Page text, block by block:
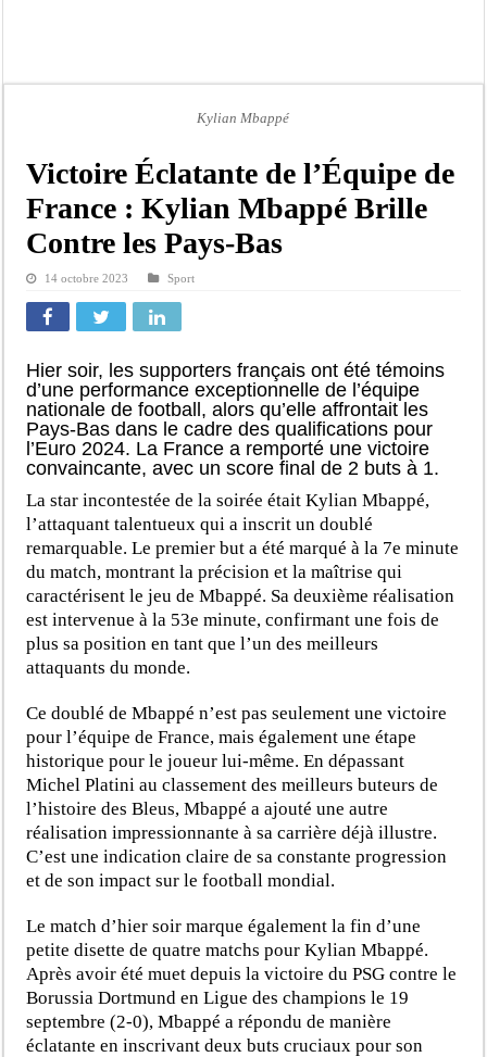
Banditisme : Fily Sané, ancien Lieutenant du célèbre Ino, de nouveau Interpellé
Succession de Pape Thiaw : la bombe à retardement qui menace la FSF
Baisse des réserves de sang : au CNTS de Dakar, des citoyens répondent à
Un tribunal américain bloque la construction de la salle de bal de Trump à la
Kylian Mbappé
Victoire Éclatante de l’Équipe de
France : Kylian Mbappé Brille
Contre les Pays-Bas
14 octobre 2023 Sport
Hier soir, les supporters français ont été témoins
d’une performance exceptionnelle de l’équipe
nationale de football, alors qu’elle affrontait les
Pays-Bas dans le cadre des qualifications pour
l’Euro 2024. La France a remporté une victoire
convaincante, avec un score final de 2 buts à 1.
La star incontestée de la soirée était Kylian Mbappé,
l’attaquant talentueux qui a inscrit un doublé
remarquable. Le premier but a été marqué à la 7e minute
du match, montrant la précision et la maîtrise qui
caractérisent le jeu de Mbappé. Sa deuxième réalisation
est intervenue à la 53e minute, confirmant une fois de
plus sa position en tant que l’un des meilleurs
attaquants du monde.
Ce doublé de Mbappé n’est pas seulement une victoire
pour l’équipe de France, mais également une étape
historique pour le joueur lui-même. En dépassant
Michel Platini au classement des meilleurs buteurs de
l’histoire des Bleus, Mbappé a ajouté une autre
réalisation impressionnante à sa carrière déjà illustre.
C’est une indication claire de sa constante progression
et de son impact sur le football mondial.
Le match d’hier soir marque également la fin d’une
petite disette de quatre matchs pour Kylian Mbappé.
Après avoir été muet depuis la victoire du PSG contre le
Borussia Dortmund en Ligue des champions le 19
septembre (2-0), Mbappé a répondu de manière
éclatante en inscrivant deux buts cruciaux pour son